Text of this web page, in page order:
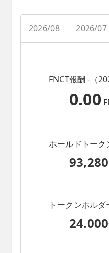
2026/08 2026/07
FNCT報酬 -（
0.00
ホールドトーク
トークンホルダ